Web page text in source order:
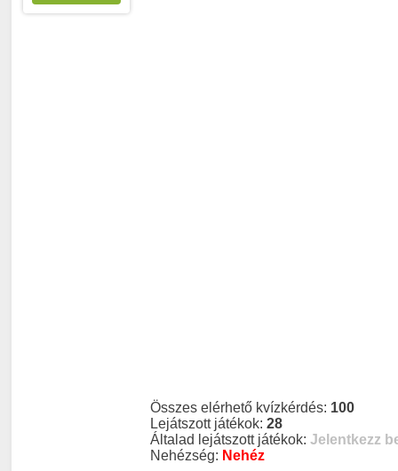
Összes elérhető kvízkérdés: 100
Lejátszott játékok: 28
Általad lejátszott játékok: Jelentkezz
Nehézség: Nehéz